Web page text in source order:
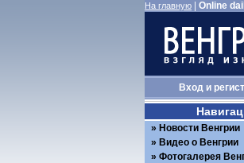
На главную Online
Входи
Новости Венгрии
Видео о Венгрии
Фотогалерея